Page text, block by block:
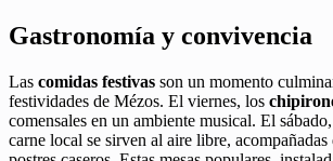
Gastronomía y convivencia
Las comidas festivas son un momento
festividades de Mézos. El viernes, los
comensales en un ambiente musical. El
carne local se sirven al aire libre, acompañadas